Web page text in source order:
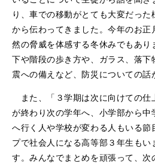
り、車での移動がとても大変だっ
から伝わってきました。今年のお正
然の脅威を体感する冬休みでもあ
下や階段の歩き方や、ガラス、落
震への備えなど、防災についての話
また、「３学期は次に向けての仕
が終わり次の学年へ、小学部から
へ行く人や学校が変わる人もいる節
プで社会人になる高等部３年生も
す。みんなでまとめを頑張って、